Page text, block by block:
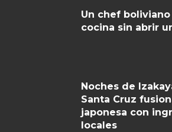
Un chef
cocina sin abrir
Noches de
Santa Cruz
japonesa con
locales